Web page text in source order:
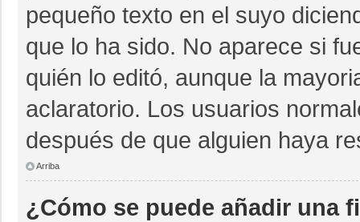
pequeño texto en el suyo
que lo ha sido. No aparece si
quién lo editó, aunque la
aclaratorio. Los usuarios
después de que alguien haya
Arriba
¿Cómo se puede añadir una